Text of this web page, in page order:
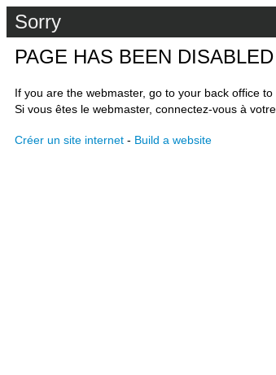
Sorry
PAGE HAS BEEN DISABLED
If you are the webmaster, go to your back office to
Si vous êtes le webmaster, connectez-vous à
Créer un site internet - Build a website